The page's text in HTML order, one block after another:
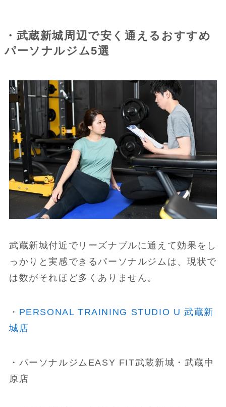
・武蔵新城周辺で安く通えるおすすめ
パーソナルジム5選
武蔵新城付近でリーズナブルに通えて効果をし
っかりと実感できるパーソナルジムは、現状で
は数がそれほど多くありません。
・ PERSONAL TRAINING STUDIO U 武蔵新
城店
・パーソナルジムEASY FIT武蔵新城・武蔵中
原店